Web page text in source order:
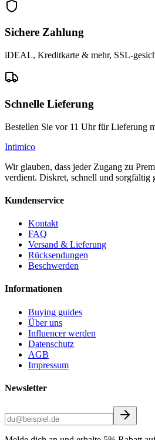
Sichere Zahlung
iDEAL, Kreditkarte & mehr, SSL-
Schnelle Lieferung
Bestellen Sie vor 11 Uhr für Lieferung
Intimico
Wir glauben, dass jeder Zugang zu
verdient. Diskret, schnell und sorgfältig
Kundenservice
Kontakt
FAQ
Versand & Lieferung
Rücksendungen
Beschwerden
Informationen
Buying guides
Über uns
Influencer werden
Datenschutz
AGB
Impressum
Newsletter